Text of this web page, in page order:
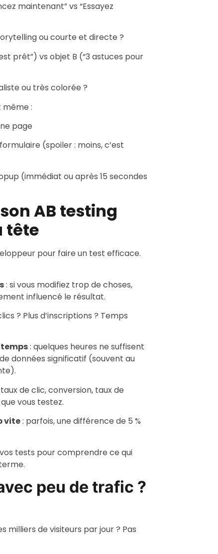
maintenant” vs “Essayez
ou courte et directe ?
prêt”) vs objet B (“3 astuces pour
ou très colorée ?
:
page
(spoiler : moins, c’est
(immédiat ou après 15 secondes
AB testing
tête
pour faire un test efficace.
: si vous modifiez trop de choses,
influencé le résultat.
? Plus d’inscriptions ? Temps
: quelques heures ne suffisent
données significatif (souvent au
de clic, conversion, taux de
vous testez.
vite: parfois, une différence de 5 %
tests pour comprendre ce qui
peu de trafic ?
milliers de visiteurs par jour ? Pas